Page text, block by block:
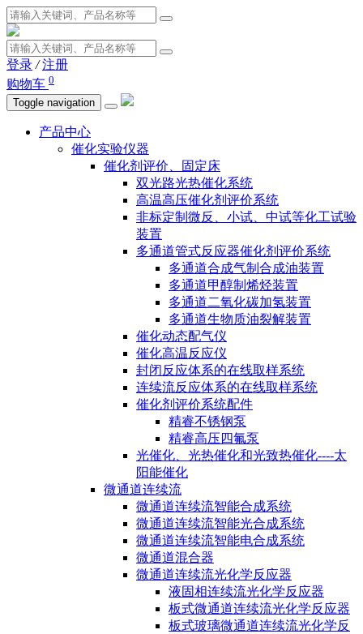
登录 / 注册
购物车 0
Toggle navigation
产品中心
催化实验仪器
催化剂评价、固定床
双光路光热催化系统
高温高压催化剂评价系统
非标定制微反、小试、中试等化工试验
装置
多通道管式反应器催化剂评价系统
多通道合成气制合成油装置
多通道甲醇制烯烃装置
多通道二氧化碳加氢装置
多通道生物质油裂解装置
催化动态配气仪
催化高温反应仪
封闭反应体系的在线取样系统
连续流反应体系的在线取样系统
催化剂评价系统配件
精睿不锈钢泵
精睿高压四氟泵
光催化、光热催化和光致热催化----太
阳能催化
微通道连续流
微通道连续流智能合成系统
微通道连续流智能光合成系统
微通道连续流智能电合成系统
微通道混合器
微通道连续流光化学反应器
液固相连续流光化学反应器
板式微通道连续流光化学反应器
板式玻璃微通道连续流光化学反